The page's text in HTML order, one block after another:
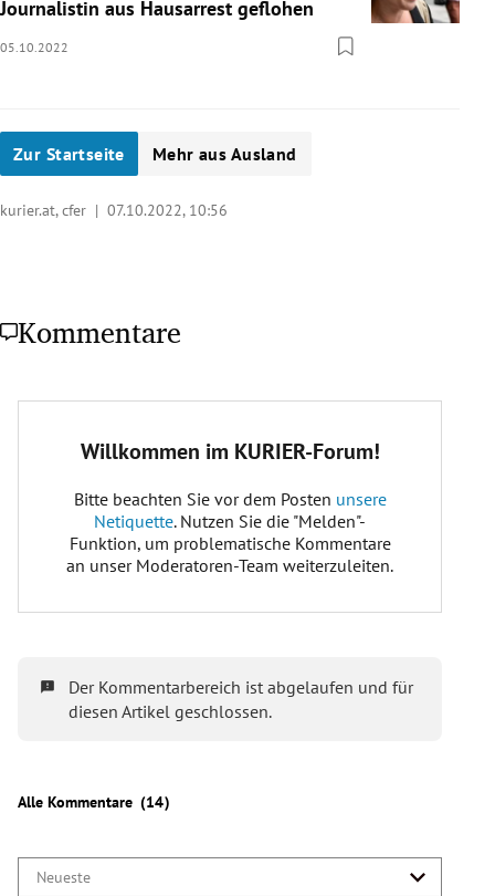
Journalistin aus Hausarrest geflohen
05.10.2022
Zur Startseite Mehr aus Ausland
kurier.at, cfer | 07.10.2022, 10:56
Kommentare